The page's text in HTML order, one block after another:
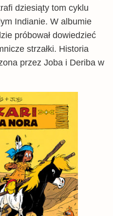
24,52 zł
24,53 zł
24,67 zł
24,79 zł
27,99 zł
28,99 zł
32,99 zł
33,99 zł
© BUY.BOX
dziesiąty tom cyklu
Indianie. W albumie
próbował dowiedzieć
strzałki. Historia
przez Joba i Deriba w